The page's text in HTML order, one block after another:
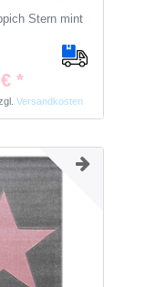
Stern mint
*
Versandkosten